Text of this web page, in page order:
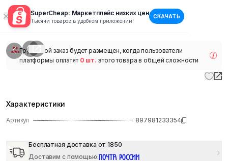
SuperCheap: Маркетплейс низких цен
Тысячи товаров в удобном приложении!
СКАЧАТЬ
1/
Групповой заказ будет размещен, когда пользователи
платформы оплатят 0 шт. этого товара в общей сложности
Характеристики
Артикул 897981233354
Бесплатная доставка от 1850
Доставим с помощью: